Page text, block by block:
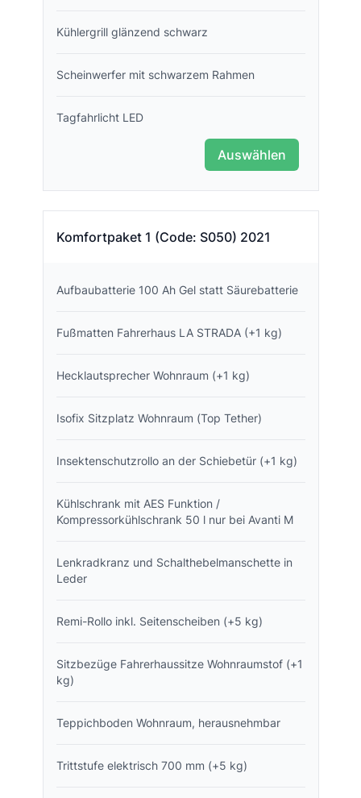
Kühlergrill glänzend schwarz
Scheinwerfer mit schwarzem Rahmen
Tagfahrlicht LED
Auswählen
Komfortpaket 1 (Code: S050) 2021
Aufbaubatterie 100 Ah Gel statt Säurebatterie
Fußmatten Fahrerhaus LA STRADA (+1 kg)
Hecklautsprecher Wohnraum (+1 kg)
Isofix Sitzplatz Wohnraum (Top Tether)
Insektenschutzrollo an der Schiebetür (+1 kg)
Kühlschrank mit AES Funktion /
Kompressorkühlschrank 50 l nur bei Avanti M
Lenkradkranz und Schalthebelmanschette in
Leder
Remi-Rollo inkl. Seitenscheiben (+5 kg)
Sitzbezüge Fahrerhaussitze Wohnraumstof (+1
kg)
Teppichboden Wohnraum, herausnehmbar
Trittstufe elektrisch 700 mm (+5 kg)